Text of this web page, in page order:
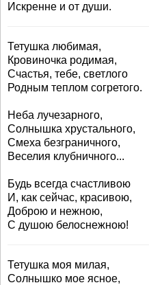
Искренне и от души.
Тетушка любимая,
Кровиночка родимая,
Счастья, тебе, светлого
Родным теплом согретого.
Неба лучезарного,
Солнышка хрустального,
Смеха безграничного,
Веселия клубничного...
Будь всегда счастливою
И, как сейчас, красивою,
Доброю и нежною,
С душою белоснежною!
Тетушка моя милая,
Солнышко мое ясное,